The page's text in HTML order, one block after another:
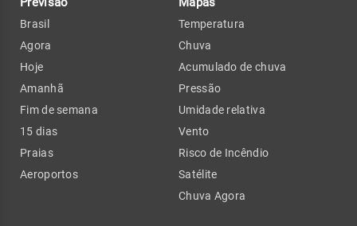
Brasil
Agora
Hoje
Amanhã
Fim de semana
15 dias
Praias
Aeroportos
Temperatura
Chuva
Acumulado de chuva
Pressão
Umidade relativa
Vento
Risco de Incêndio
Satélite
Chuva Agora